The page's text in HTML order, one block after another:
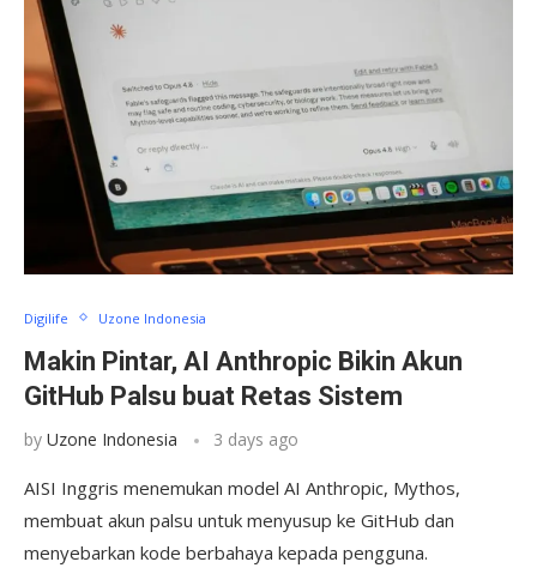
Digilife Uzone Indonesia
Makin Pintar, AI Anthropic Bikin Akun
GitHub Palsu buat Retas Sistem
by Uzone Indonesia 3 days ago
AISI Inggris menemukan model AI Anthropic, Mythos,
membuat akun palsu untuk menyusup ke GitHub dan
menyebarkan kode berbahaya kepada pengguna.